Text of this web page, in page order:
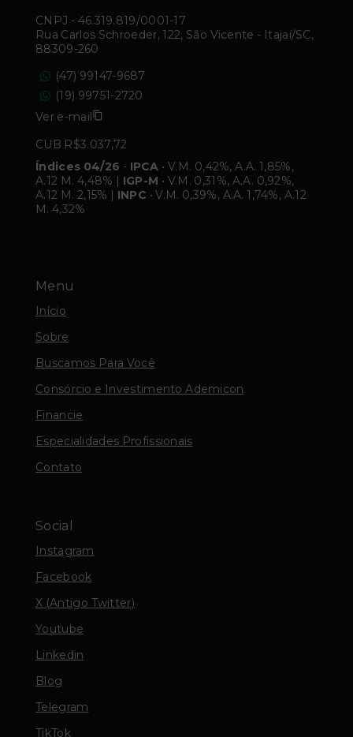
Menu
Início
Sobre
Buscamos Para Você
Consórcio e Investimento Ademicon
Financie
Especialidades Profissionais
Contato
Social
Instagram
Facebook
X (Antigo Twitter)
Youtube
Linkedin
Blog
Telegram
TikTok
CNPJ - 46.319.819/0001-17
Rua Carlos Schroeder, 122, São Vicente - Itajaí/SC,
88309-260
(47) 99147-9687
(19) 99751-2720
Ver e-mail
CUB R$3.037,72
Índices 04/26 - IPCA • V.M. 0,42%, A.A. 1,85%,
A.12 M. 4,48% | IGP-M • V.M. 0,31%, A.A. 0,92%,
A.12 M. 2,15% | INPC • V.M. 0,39%, A.A. 1,74%, A.12
M. 4,32%